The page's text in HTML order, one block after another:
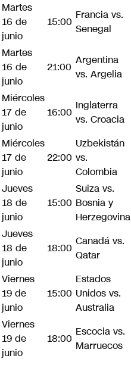
Martes
16 de
junio
15:00
Francia vs.
Senegal
Martes
16 de
junio
21:00
Argentina
vs. Argelia
Miércoles
17 de
junio
16:00
Inglaterra
vs. Croacia
Miércoles
17 de
junio
22:00
Uzbekistán
vs.
Colombia
Jueves
18 de
junio
15:00
Suiza vs.
Bosnia y
Herzegovina
Jueves
18 de
junio
18:00
Canadá vs.
Qatar
Viernes
19 de
junio
15:00
Estados
Unidos vs.
Australia
Viernes
19 de
junio
18:00
Escocia vs.
Marruecos